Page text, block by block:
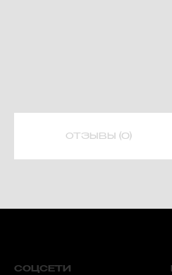
ОТЗЫВЫ (0)
СОЦСЕТИ